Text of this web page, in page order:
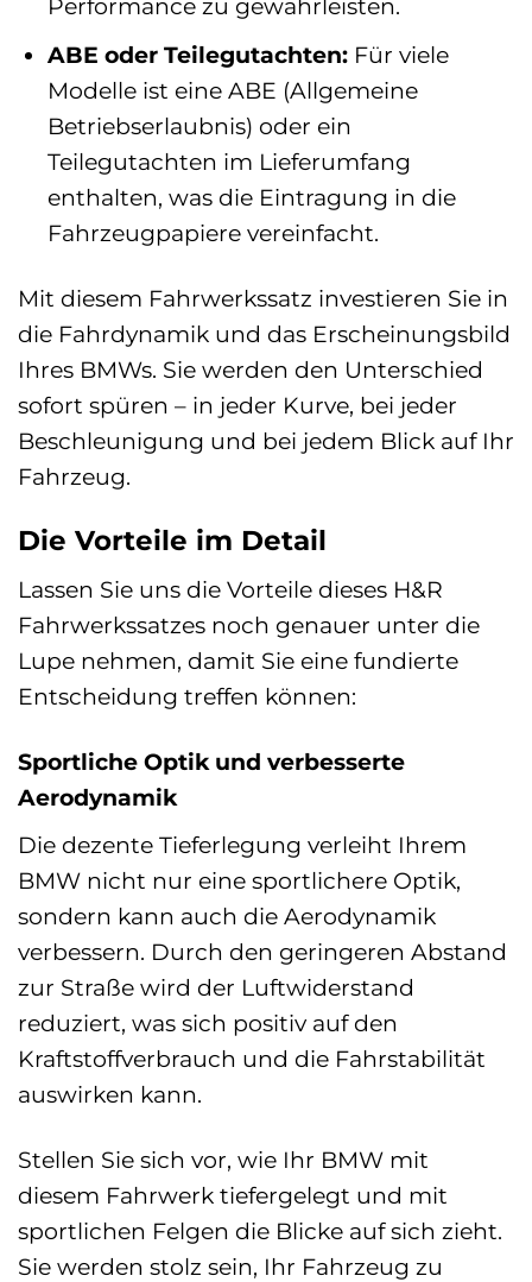
ABE oder Teilegutachten:Für viele
Modelle ist eine ABE (Allgemeine
Betriebserlaubnis) oder ein
Teilegutachten im Lieferumfang
enthalten, was die Eintragung in die
Fahrzeugpapiere vereinfacht.
Mit diesem Fahrwerkssatz investieren Sie in
die Fahrdynamik und das Erscheinungsbild
Ihres BMWs. Sie werden den Unterschied
sofort spüren – in jeder Kurve, bei jeder
Beschleunigung und bei jedem Blick auf Ihr
Fahrzeug.
Die Vorteile im Detail
Lassen Sie uns die Vorteile dieses H&R
Fahrwerkssatzes noch genauer unter die
Lupe nehmen, damit Sie eine fundierte
Entscheidung treffen können:
Sportliche Optik und verbesserte
Aerodynamik
Die dezente Tieferlegung verleiht Ihrem
BMW nicht nur eine sportlichere Optik,
sondern kann auch die Aerodynamik
verbessern. Durch den geringeren Abstand
zur Straße wird der Luftwiderstand
reduziert, was sich positiv auf den
Kraftstoffverbrauch und die Fahrstabilität
auswirken kann.
Stellen Sie sich vor, wie Ihr BMW mit
diesem Fahrwerk tiefergelegt und mit
sportlichen Felgen die Blicke auf sich zieht.
Sie werden stolz sein, Ihr Fahrzeug zu